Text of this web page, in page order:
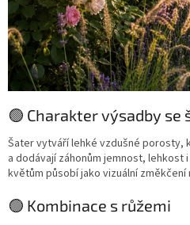
🟢 Charakter výsadby se
Šater vytváří lehké vzdušné
a dodávají záhonům jemnost, lehkost
květům působí jako vizuální
🟢 Kombinace s růžemi